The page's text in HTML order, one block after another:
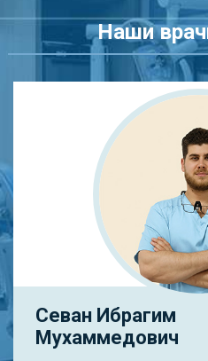
Наши
Севан Ибрагим
Мухаммедович